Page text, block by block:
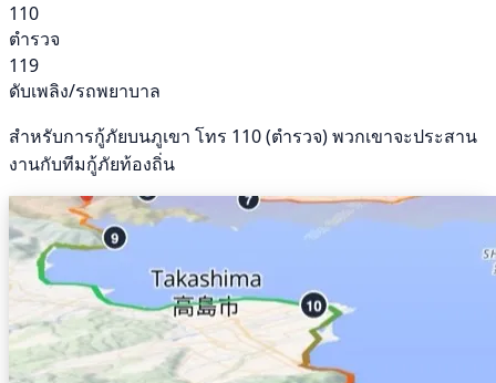
110
ตำรวจ
119
ดับเพลิง/รถพยาบาล
สำหรับการกู้ภัยบนภูเขา โทร 110 (ตำรวจ) พวกเขาจะประสาน
งานกับทีมกู้ภัยท้องถิ่น